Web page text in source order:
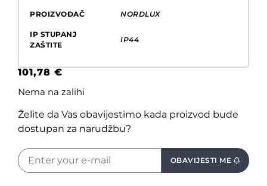
PROIZVOĐAČ NORDLUX
IP STUPANJ
ZAŠTITE
IP44
101,78 €
Nema na zalihi
Želite da Vas obavijestimo kada proizvod bude
dostupan za narudžbu?
OBAVIJESTI ME